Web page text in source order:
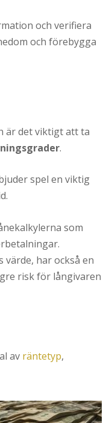
och verifiera
och förebygga
är det viktigt att ta
.
spel en viktig
som
har också en
risk för långivaren
av räntetyp,